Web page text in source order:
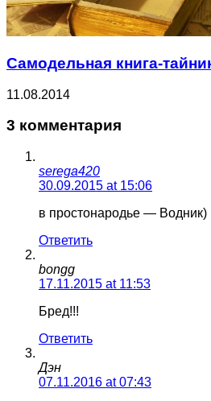
Самодельная книга-
11.08.2014
3 комментария
serega420
30.09.2015 at 15:06
в простонародье — Водник)
Ответить
bongg
17.11.2015 at 11:53
Бред!!!
Ответить
Дэн
07.11.2016 at 07:43